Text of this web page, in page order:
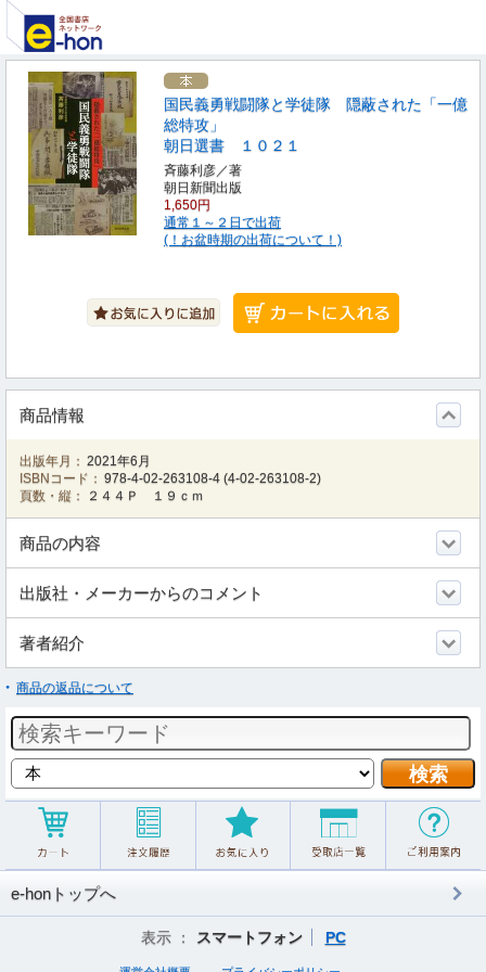
国民義勇戦闘隊と学徒隊 隠蔽された「一億
総特攻」
朝日選書 １０２１
斉藤利彦／著
朝日新聞出版
1,650円
通常１～２日で出荷
(！お盆時期の出荷について！)
商品情報
出版年月： 2021年6月
ISBNコード： 978-4-02-263108-4 (4-02-263108-2)
頁数・縦：
２４４Ｐ １９ｃｍ
商品の内容
出版社・メーカーからのコメント
著者紹介
商品の返品について
e-honトップへ
表示 ： スマートフォン PC